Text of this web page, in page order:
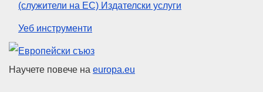
(служители на ЕС) Издателски услуги
Уеб инструменти
Европейски съюз
Научете повече на europa.eu